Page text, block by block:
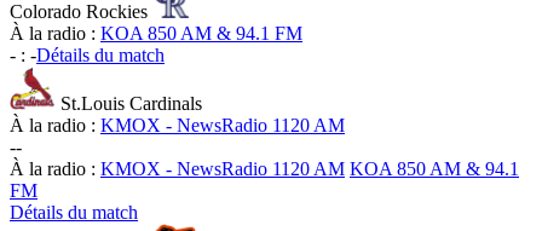
Colorado Rockies
À la radio : KOA 850 AM & 94.1 FM
- : -Détails du match
St.Louis Cardinals
À la radio : KMOX - NewsRadio 1120 AM
--
À la radio : KMOX - NewsRadio 1120 AM KOA 850 AM & 94.1
FM
Détails du match